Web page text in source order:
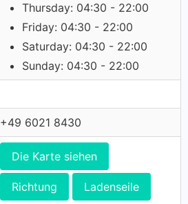
Thursday: 04:30 - 22:00
Friday: 04:30 - 22:00
Saturday: 04:30 - 22:00
Sunday: 04:30 - 22:00
+49 6021 8430
Die Karte siehen
Richtung Ladenseile